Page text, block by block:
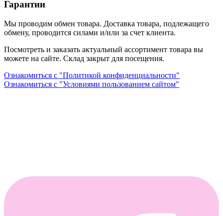
Гарантии
Мы проводим обмен товара. Доставка товара, подлежащего
обмену, проводится силами и/или за счет клиента.
Посмотреть и заказать актуальный ассортимент товара вы
можете на сайте. Склад закрыт для посещения.
Ознакомиться с "Политикой конфиденциальности"
Ознакомиться с "Условиями пользованием сайтом"